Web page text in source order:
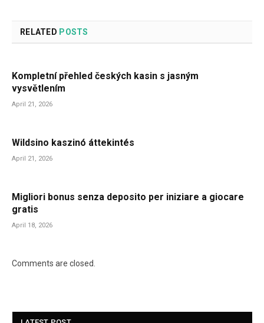
RELATED POSTS
Kompletní přehled českých kasin s jasným
vysvětlením
April 21, 2026
Wildsino kaszinó áttekintés
April 21, 2026
Migliori bonus senza deposito per iniziare a giocare
gratis
April 18, 2026
Comments are closed.